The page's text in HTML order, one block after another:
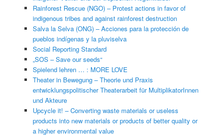
Rainforest Rescue (NGO) – Protest actions in favor of
indigenous tribes and against rainforest destruction
Salva la Selva (ONG) – Acciones para la protección de
pueblos indígenas y la pluviselva
Social Reporting Standard
„SOS – Save our seeds“
Spielend lehren … : MORE LOVE
Theater in Bewegung – Theorie und Praxis
entwicklungspolitischer Theaterarbeit für MultiplikatorInnen
und Akteure
Upcycle it! – Converting waste materials or useless
products into new materials or products of better quality or
a higher environmental value